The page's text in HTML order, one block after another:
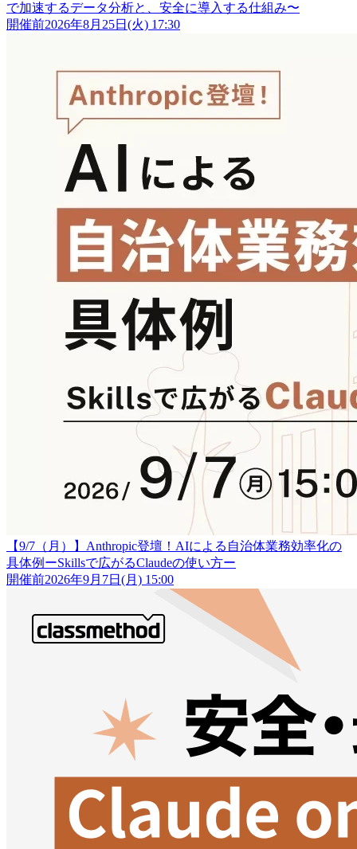
で加速するデータ分析と、安全に導入する仕組み〜
開催前2026年8月25日(火) 17:30
【9/7（月）】Anthropic登壇！AIによる自治体業務効率化の
具体例ーSkillsで広がるClaudeの使い方ー
開催前2026年9月7日(月) 15:00